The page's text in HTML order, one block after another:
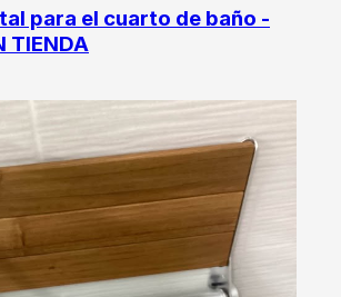
para el cuarto de baño -
TIENDA